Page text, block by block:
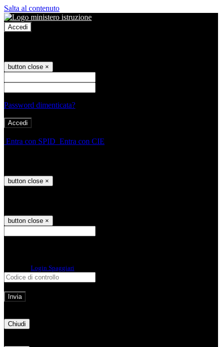
Salta al contenuto
Accedi
button close ×
Password dimenticata?
Entra con SPID Entra con CIE
button close ×
button close ×
Login Spaggiari
Chiudi